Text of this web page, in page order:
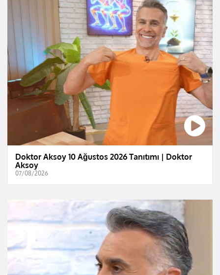
Doktor Aksoy 10 Ağustos 2026 Tanıtımı | Doktor
Aksoy
07/08/2026